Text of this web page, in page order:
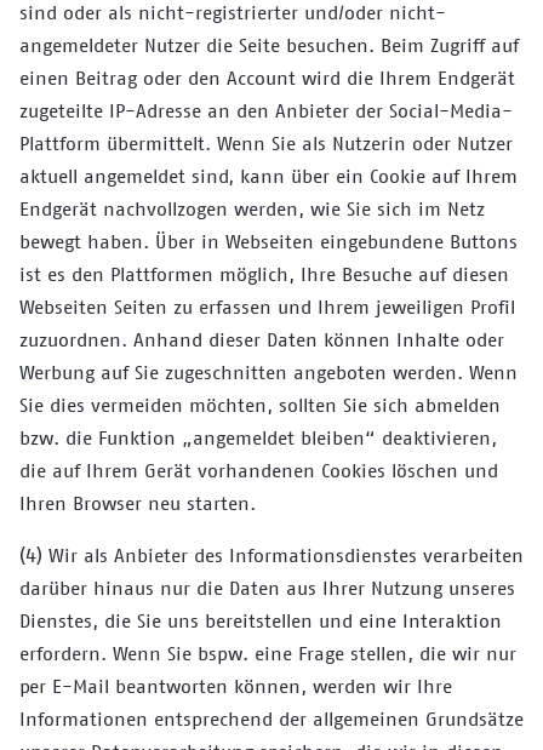
sind oder als nicht-registrierter und/oder nicht-
angemeldeter Nutzer die Seite besuchen. Beim Zugriff auf
einen Beitrag oder den Account wird die Ihrem Endgerät
zugeteilte IP-Adresse an den Anbieter der Social-Media-
Plattform übermittelt. Wenn Sie als Nutzerin oder Nutzer
aktuell angemeldet sind, kann über ein Cookie auf Ihrem
Endgerät nachvollzogen werden, wie Sie sich im Netz
bewegt haben. Über in Webseiten eingebundene Buttons
ist es den Plattformen möglich, Ihre Besuche auf diesen
Webseiten Seiten zu erfassen und Ihrem jeweiligen Profil
zuzuordnen. Anhand dieser Daten können Inhalte oder
Werbung auf Sie zugeschnitten angeboten werden. Wenn
Sie dies vermeiden möchten, sollten Sie sich abmelden
bzw. die Funktion „angemeldet bleiben“ deaktivieren,
die auf Ihrem Gerät vorhandenen Cookies löschen und
Ihren Browser neu starten.
(4) Wir als Anbieter des Informationsdienstes verarbeiten
darüber hinaus nur die Daten aus Ihrer Nutzung unseres
Dienstes, die Sie uns bereitstellen und eine Interaktion
erfordern. Wenn Sie bspw. eine Frage stellen, die wir nur
per E-Mail beantworten können, werden wir Ihre
Informationen entsprechend der allgemeinen Grundsätze